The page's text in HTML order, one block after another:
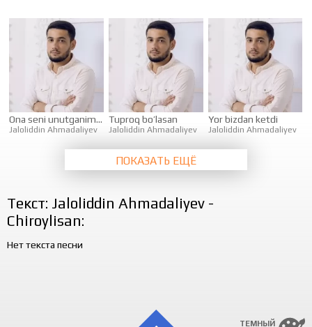
Ona seni unutganim rost
Jaloliddin Ahmadaliyev
Tuproq bo’lasan
Jaloliddin Ahmadaliyev
Yor bizdan ketdi
Jaloliddin Ahmadaliyev
ПОКАЗАТЬ ЕЩЁ
Текст: Jaloliddin Ahmadaliyev -
Chiroylisan:
Нет текста песни
ТЕМНЫЙ